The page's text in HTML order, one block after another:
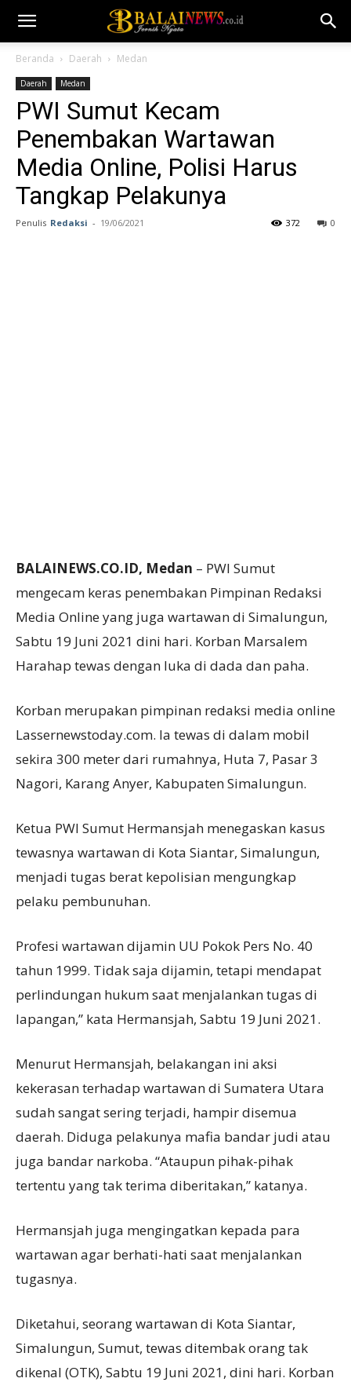
Beranda Daerah Medan
Daerah Medan
PWI Sumut Kecam
Penembakan Wartawan
Media Online, Polisi Harus
Tangkap Pelakunya
Penulis Redaksi - 19/06/2021 0
372
BALAINEWS.CO.ID, Medan – PWI Sumut
mengecam keras penembakan Pimpinan Redaksi
Media Online yang juga wartawan di Simalungun,
Sabtu 19 Juni 2021 dini hari. Korban Marsalem
Harahap tewas dengan luka di dada dan paha.
Korban merupakan pimpinan redaksi media online
Lassernewstoday.com. Ia tewas di dalam mobil
sekira 300 meter dari rumahnya, Huta 7, Pasar 3
Nagori, Karang Anyer, Kabupaten Simalungun.
Ketua PWI Sumut Hermansjah menegaskan kasus
tewasnya wartawan di Kota Siantar, Simalungun,
menjadi tugas berat kepolisian mengungkap
pelaku pembunuhan.
Profesi wartawan dijamin UU Pokok Pers No. 40
tahun 1999. Tidak saja dijamin, tetapi mendapat
perlindungan hukum saat menjalankan tugas di
lapangan,” kata Hermansjah, Sabtu 19 Juni 2021.
Menurut Hermansjah, belakangan ini aksi
kekerasan terhadap wartawan di Sumatera Utara
sudah sangat sering terjadi, hampir disemua
daerah. Diduga pelakunya mafia bandar judi atau
juga bandar narkoba. “Ataupun pihak-pihak
tertentu yang tak terima diberitakan,” katanya.
Hermansjah juga mengingatkan kepada para
wartawan agar berhati-hati saat menjalankan
tugasnya.
Diketahui, seorang wartawan di Kota Siantar,
Simalungun, Sumut, tewas ditembak orang tak
dikenal (OTK), Sabtu 19 Juni 2021, dini hari. Korban